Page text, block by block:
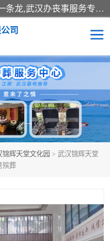
湖北殡仪一条龙,武汉殡葬一条龙,武汉办丧事服务专理红白佛事、病人临终关怀、医院或家中老人去世穿寿衣、灵车遗体接运、殡仪馆告别厅预约、办理火葬场手续、民俗丧事策划、遗体告别仪式、民俗礼仪服务、殡葬礼仪策划、陵园墓位导购、寺庙塔位择吉、往生功德策划、民俗功德策划、异地殡葬礼仪服务、异地骨灰接送返乡
司
锦辉天堂文化园 > 武汉锦辉天堂
殡葬
江葬一条龙服务
仙鹤湖湿地公园
万福净土陵园
石门峰人文纪念园